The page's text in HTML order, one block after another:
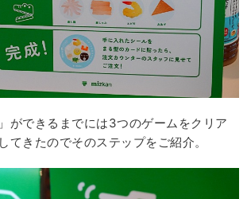
ができるまでには3つのゲームをクリア
てきたのでそのステップをご紹介。